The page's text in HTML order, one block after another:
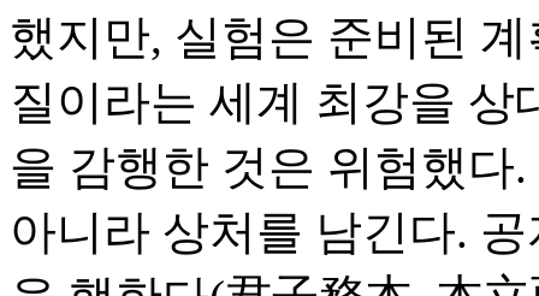
했지만, 실험은 준비된
질이라는 세계 최강을 상
을 감행한 것은 위험했다
아니라 상처를 남긴다.